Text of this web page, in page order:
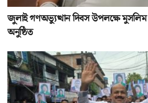
জুলাই গণঅভ্যুত্থান দিবস উপলক্ষে
অনুষ্ঠিত